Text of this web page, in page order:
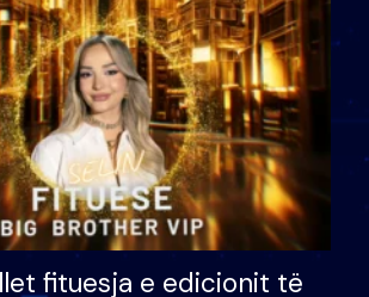
fituesja e edicionit të